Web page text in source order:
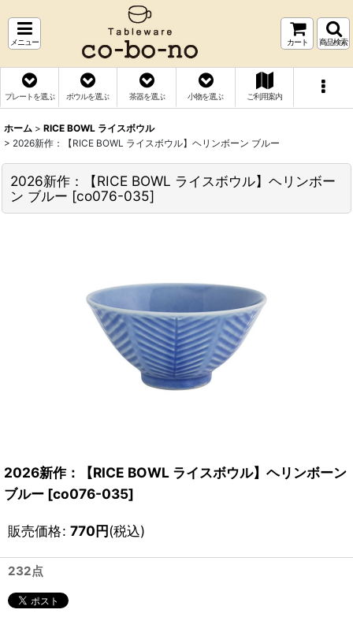
メニュー カート 商品検索
プレートを選ぶ ボウルを選ぶ 茶器を選ぶ 小物を選ぶ ご利用案内
ホーム > RICE BOWL ライスボウル
> 2026新作：【RICE BOWL ライスボウル】ヘリンボーン ブルー
2026新作：【RICE BOWL ライスボウル】ヘリンボー
ン ブルー [co076-035]
2026新作：【RICE BOWL ライスボウル】ヘリンボーン
ブルー [co076-035]
販売価格: 770円(税込)
232点